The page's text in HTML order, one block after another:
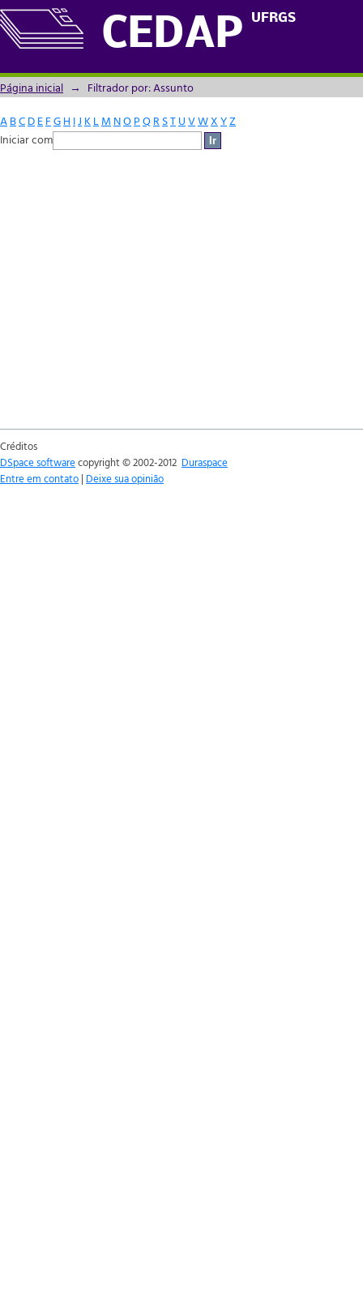
CEDAP UFRGS
Filtrador por: Assunto
Página inicial → Filtrador por: Assunto
ABCDEFGH IJ KLM NOPQRSTUVWXYZ
Iniciar com
Créditos
DSpace softwarecopyright © 2002-2012 Duraspace
Entre em contato | Deixe sua opinião